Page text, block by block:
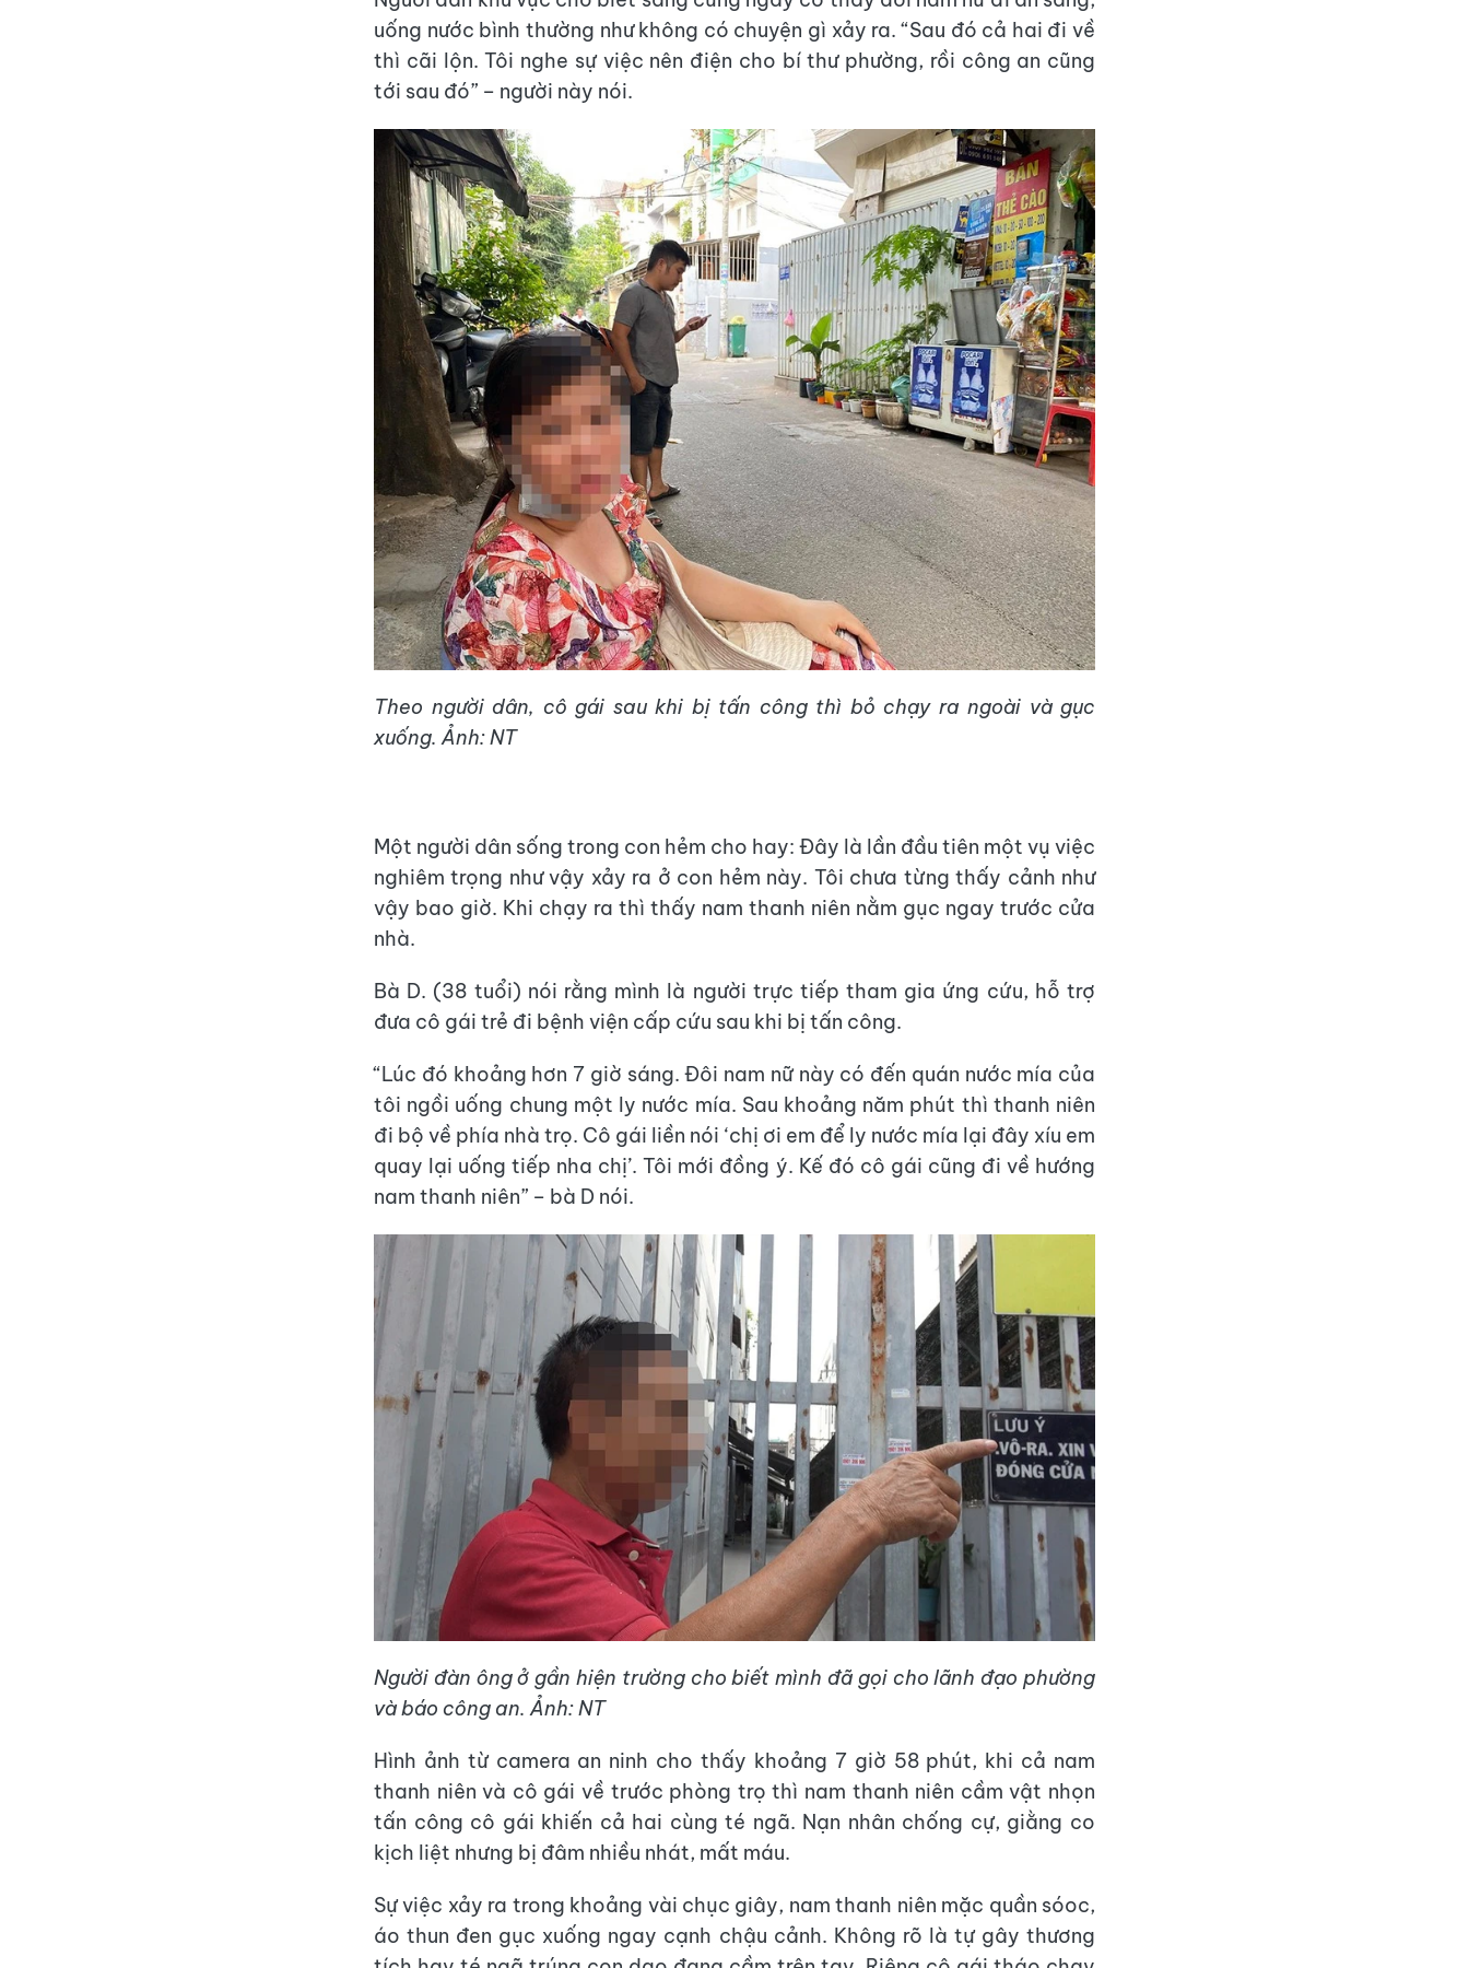
uống nước bình thường như không có chuyện gì xảy ra. “Sau đó cả hai đi về
thì cãi lộn. Tôi nghe sự việc nên điện cho bí thư phường, rồi công an cũng
tới sau đó” – người này nói.
Theo người dân, cô gái sau khi bị tấn công thì bỏ chạy ra ngoài và gục
xuống. Ảnh: NT
Một người dân sống trong con hẻm cho hay: Đây là lần đầu tiên một vụ việc
nghiêm trọng như vậy xảy ra ở con hẻm này. Tôi chưa từng thấy cảnh như
vậy bao giờ. Khi chạy ra thì thấy nam thanh niên nằm gục ngay trước cửa
nhà.
Bà D. (38 tuổi) nói rằng mình là người trực tiếp tham gia ứng cứu, hỗ trợ
đưa cô gái trẻ đi bệnh viện cấp cứu sau khi bị tấn công.
“Lúc đó khoảng hơn 7 giờ sáng. Đôi nam nữ này có đến quán nước mía của
tôi ngồi uống chung một ly nước mía. Sau khoảng năm phút thì thanh niên
đi bộ về phía nhà trọ. Cô gái liền nói ‘chị ơi em để ly nước mía lại đây xíu em
quay lại uống tiếp nha chị’. Tôi mới đồng ý. Kế đó cô gái cũng đi về hướng
nam thanh niên” – bà D nói.
Người đàn ông ở gần hiện trường cho biết mình đã gọi cho lãnh đạo phường
và báo công an. Ảnh: NT
Hình ảnh từ camera an ninh cho thấy khoảng 7 giờ 58 phút, khi cả nam
thanh niên và cô gái về trước phòng trọ thì nam thanh niên cầm vật nhọn
tấn công cô gái khiến cả hai cùng té ngã. Nạn nhân chống cự, giằng co
kịch liệt nhưng bị đâm nhiều nhát, mất máu.
Sự việc xảy ra trong khoảng vài chục giây, nam thanh niên mặc quần sóoc,
áo thun đen gục xuống ngay cạnh chậu cảnh. Không rõ là tự gây thương